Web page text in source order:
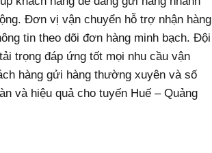
Đơn vị vận chuyển hỗ trợ nhận hàng
tin theo dõi đơn hàng minh bạch. Đội
trọng đáp ứng tốt mọi nhu cầu vận
hàng gửi hàng thường xuyên và số
và hiệu quả cho tuyến Huế – Quảng